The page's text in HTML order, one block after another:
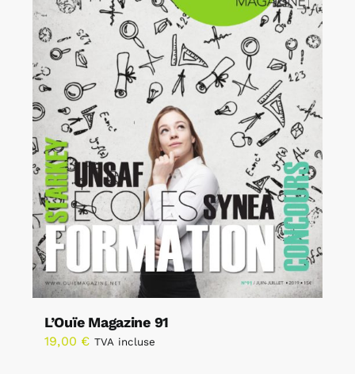
L’Ouïe Magazine 91
19,00 € TVA incluse